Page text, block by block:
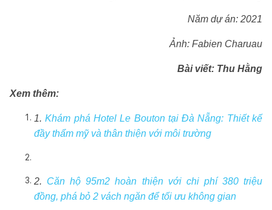
Năm dự án: 2021
Ảnh: Fabien Charuau
Bài viết: Thu Hằng
Xem thêm:
1.Khám phá Hotel Le Bouton tại Đà Nẵng: Thiết kế
đầy thẩm mỹ và thân thiện với môi trường
2. Căn hộ 95m2 hoàn thiện với chi phí 380 triệu
đồng, phá bỏ 2 vách ngăn để tối ưu không gian